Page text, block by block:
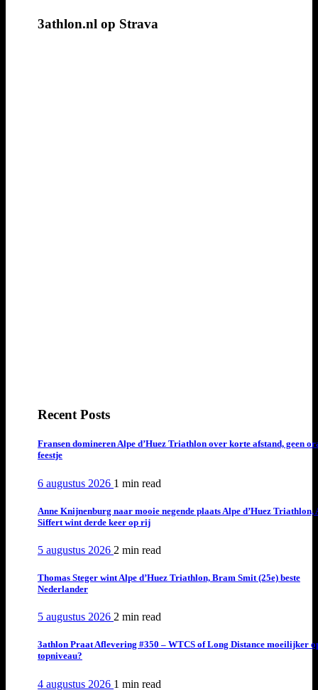
3athlon.nl op Strava
Recent Posts
Fransen domineren Alpe d’Huez Triathlon over korte afstand, geen
feestje
6 augustus 2026 1 min read
Anne Knijnenburg naar mooie negende plaats Alpe d’Huez Triathlon,
Siffert wint derde keer op rij
5 augustus 2026 2 min read
Thomas Steger wint Alpe d’Huez Triathlon, Bram Smit (25e) beste
Nederlander
5 augustus 2026 2 min read
3athlon Praat Aflevering #350 – WTCS of Long Distance moeilijker
topniveau?
4 augustus 2026 1 min read